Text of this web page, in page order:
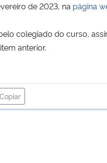
de 2023, na página
colegiado do curso,
anterior.
Copiar
para área de transferência